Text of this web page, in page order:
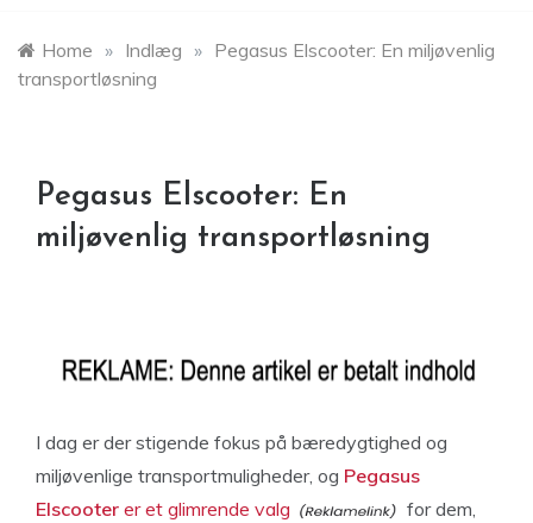
Home » Indlæg » Pegasus Elscooter: En miljøvenlig
transportløsning
Pegasus Elscooter: En
miljøvenlig transportløsning
I dag er der stigende fokus på bæredygtighed og
miljøvenlige transportmuligheder, og Pegasus
Elscooter er et glimrende valg
for dem,